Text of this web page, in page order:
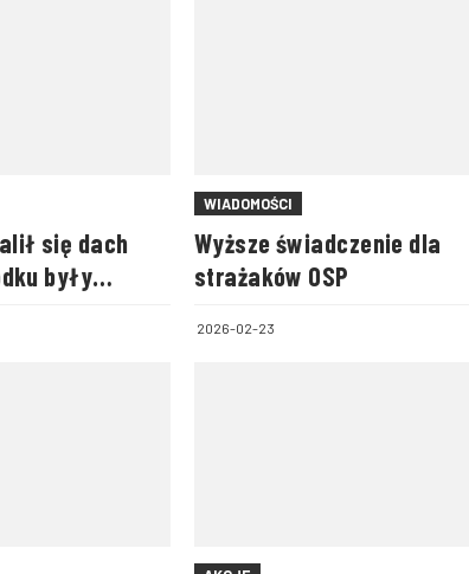
się dach
były
WIADOMOŚCI
Wyższe świadczenie dla
strażaków OSP
2026-02-23